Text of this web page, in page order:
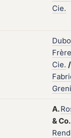
Cie.
Cie. /
A.
&Co.